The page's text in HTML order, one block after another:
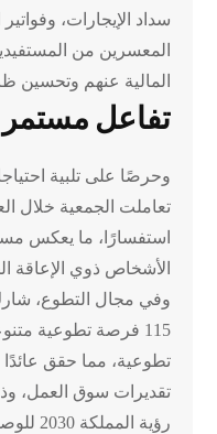
سداد الإيجارات،
المعسرين من
المالية عنهم وتحسين
تفاعل
وحرصًا على تلبية
استفسارًا، ما يعكس
الأشخاص ذوي الإعاقة
تقديرات سوق العمل،
رؤية المملكة 2030 للوصول إلى مليون متطوع سنويًا.